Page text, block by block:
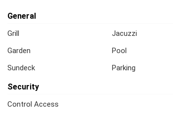
General
Grill
Garden
Sundeck
Jacuzzi
Pool
Parking
Security
Control Access